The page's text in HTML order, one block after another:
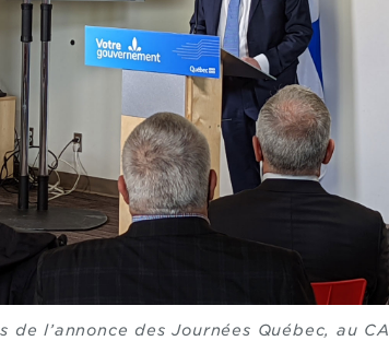
l’annonce des Journées Québec, au